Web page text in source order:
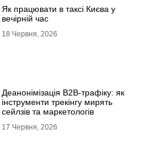
Як працювати в таксі Києва у
вечірній час
18 Червня, 2026
Деанонімізація B2B-трафіку: як
інструменти трекінгу мирять
сейлзів та маркетологів
17 Червня, 2026